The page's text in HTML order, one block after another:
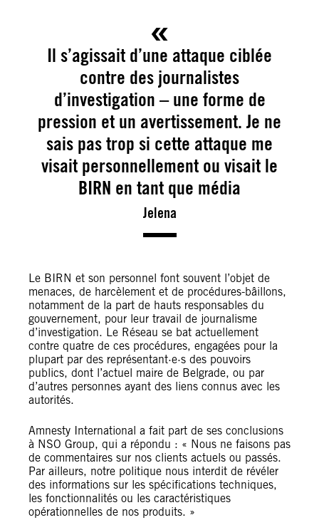
Il s’agissait d’une attaque ciblée
contre des journalistes
d’investigation – une forme de
pression et un avertissement. Je ne
sais pas trop si cette attaque me
visait personnellement ou visait le
BIRN en tant que média
Jelena
Le BIRN et son personnel font souvent l’objet de
menaces, de harcèlement et de procédures-bâillons,
notamment de la part de hauts responsables du
gouvernement, pour leur travail de journalisme
d’investigation. Le Réseau se bat actuellement
contre quatre de ces procédures, engagées pour la
plupart par des représentant·e·s des pouvoirs
publics, dont l’actuel maire de Belgrade, ou par
d’autres personnes ayant des liens connus avec les
autorités.
Amnesty International a fait part de ses conclusions
à NSO Group, qui a répondu : « Nous ne faisons pas
de commentaires sur nos clients actuels ou passés.
Par ailleurs, notre politique nous interdit de révéler
des informations sur les spécifications techniques,
les fonctionnalités ou les caractéristiques
opérationnelles de nos produits. »